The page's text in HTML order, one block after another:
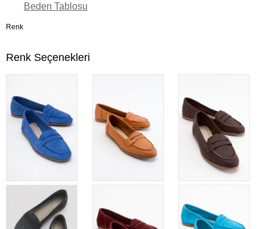
Beden Tablosu
Renk
Renk Seçenekleri